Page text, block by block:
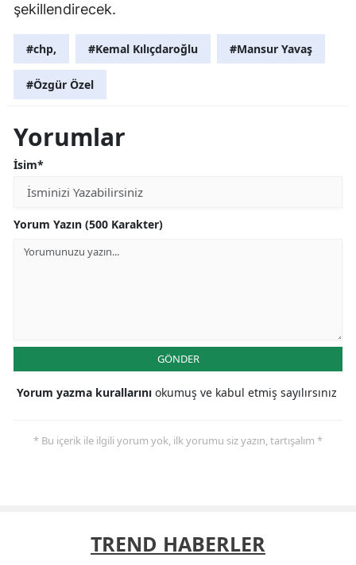
şekillendirecek.
#chp, #Kemal Kılıçdaroğlu #Mansur Yavaş
#Özgür Özel
Yorumlar
İsim*
Yorum Yazın (500 Karakter)
GÖNDER
Yorum yazma kurallarını okumuş ve kabul etmiş sayılırsınız
* Bu içerik ile ilgili yorum yok, ilk yorumu siz yazın, tartışalım *
TREND HABERLER